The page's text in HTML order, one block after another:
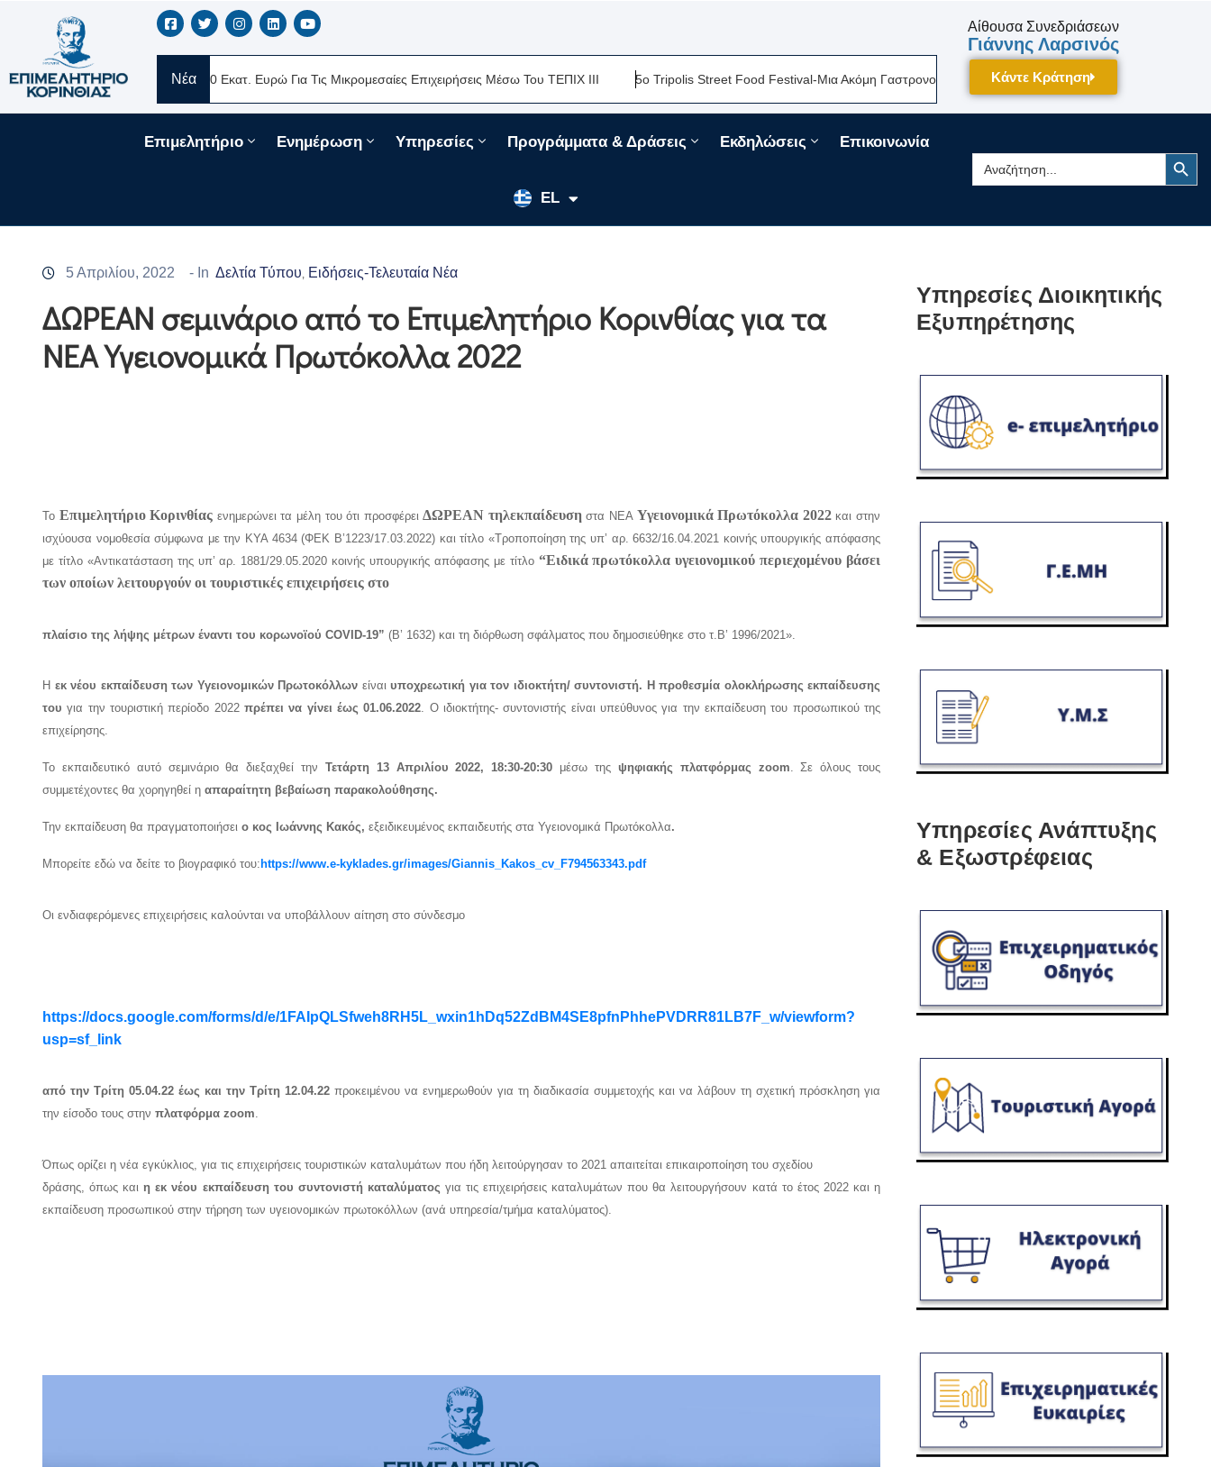
Νέα
Ελλάς Νέα Δάνεια 330 Εκατ. Ευρώ Για Τις Μικρομεσαίες Επιχειρήσεις Μέσω Του ΤΕΠΙΧ ΙΙΙ 5ο Tripolis Street Food Festival-Μια Ακόμη Γαστρονομική Γιορτή Της Πελοποννήσου Δίνει Ραντεβού Τον
Αίθουσα Συνεδριάσεων
Γιάννης Λαρσινός
Κάντε Κράτηση
Επιμελητήριο Ενημέρωση Υπηρεσίες Προγράμματα & Δράσεις Εκδηλώσεις Επικοινωνία
EL
EN
FR
Search
for:
Search Button
5 Απριλίου, 2022 - In Δελτία Τύπου Ειδήσεις-Τελευταία Νέα
ΔΩΡΕΑΝ σεμινάριο από το Επιμελητήριο Κορινθίας για τα
NEA Υγειονομικά Πρωτόκολλα 2022
Το Επιμελητήριο Κορινθίας ενημερώνει τα μέλη του ότι προσφέρειΔΩΡΕΑΝ τηλεκπαίδευση στα ΝΕΑ Υγειονομικά Πρωτόκολλα 2022και στην
ισχύουσα νομοθεσία σύμφωνα με την ΚΥΑ 4634 (ΦΕΚ Β’1223/17.03.2022) και τίτλο «Τροποποίηση της υπ’ αρ. 6632/16.04.2021 κοινής υπουργικής απόφασης
με τίτλο «Αντικατάσταση της υπ’ αρ. 1881/29.05.2020 κοινής υπουργικής απόφασης με τίτλο “Ειδικά πρωτόκολλα υγειονομικού περιεχομένου βάσει
των οποίων λειτουργούν οι τουριστικές επιχειρήσεις στο
πλαίσιο της λήψης μέτρων έναντι του κορωνοϊού COVID-19” (Β’ 1632) και τη διόρθωση σφάλματος που δημοσιεύθηκε στο τ.Β’ 1996/2021».
Η εκ νέου εκπαίδευση των Υγειονομικών Πρωτοκόλλων είναι υποχρεωτική για τον ιδιοκτήτη/ συντονιστή. Η προθεσμία ολοκλήρωσης εκπαίδευσης
τουγια την τουριστική περίοδο 2022πρέπει να γίνει έως 01.06.2022. Ο ιδιοκτήτης- συντονιστής είναι υπεύθυνος για την εκπαίδευση του προσωπικού της
επιχείρησης.
Το εκπαιδευτικό αυτό σεμινάριοθα διεξαχθεί την Τετάρτη 13 Απριλίου 2022, 18:30-20:30 μέσω της ψηφιακής πλατφόρμας zoom. Σε όλους τους
συμμετέχοντες θα χορηγηθεί η απαραίτητη βεβαίωση παρακολούθησης.
Την εκπαίδευση θα πραγματοποιήσει ο κος Ιωάννης Κακός, εξειδικευμένος εκπαιδευτής στα Υγειονομικά Πρωτόκολλα.
Μπορείτε εδώ να δείτε το βιογραφικό του: https://www.e-kyklades.gr/images/Giannis_Kakos_cv_F794563343.pdf
Οι ενδιαφερόμενες επιχειρήσεις καλούνται να υποβάλλουν αίτηση στο σύνδεσμο
https://docs.google.com/forms/d/e/1FAIpQLSfweh8RH5L_wxin1hDq52ZdBM4SE8pfnPhhePVDRR81LB7F_w/viewform?
usp=sf_link
από την Τρίτη 05.04.22 έως και την Τρίτη 12.04.22 προκειμένου να ενημερωθούν για τη διαδικασία συμμετοχής και να λάβουν τη σχετική πρόσκληση για
την είσοδο τους στην πλατφόρμα zoom.
Όπως ορίζει η νέα εγκύκλιος, για τις επιχειρήσεις τουριστικών καταλυμάτων που ήδη λειτούργησαν το 2021 απαιτείται επικαιροποίηση του σχεδίου
δράσης, όπως καιη εκ νέου εκπαίδευση του συντονιστή καταλύματος για τις επιχειρήσεις καταλυμάτων που θα λειτουργήσουν κατά το έτος 2022 και η
εκπαίδευση προσωπικού στην τήρηση των υγειονομικών πρωτοκόλλων (ανά υπηρεσία/τμήμα καταλύματος).
Υπηρεσίες Διοικητικής
Εξυπηρέτησης
Υπηρεσίες Ανάπτυξης
& Εξωστρέφειας